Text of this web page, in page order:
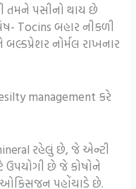
તમને પસીનો થાય છે
Tocins બહાર નીકળી
નોર્મલ રાખનાર
management કરે
રહેલું છે, જે એન્ટી
છે જે કોષોને
પહોંચાડે છે.